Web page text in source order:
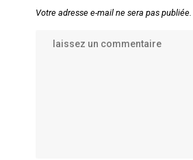
Votre adresse e-mail ne sera pas publiée.